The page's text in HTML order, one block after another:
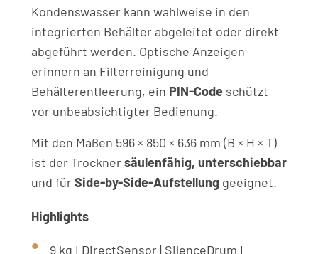
Kondenswasser kann wahlweise in den
integrierten Behälter abgeleitet oder direkt
abgeführt werden. Optische Anzeigen
erinnern an Filterreinigung und
Behälterentleerung, ein PIN-Code schützt
vor unbeabsichtigter Bedienung.
Mit den Maßen 596 × 850 × 636 mm (B × H × T)
ist der Trocknersäulenfähig, unterschiebbar
und fürSide-by-Side-Aufstellung geeignet.
Highlights
9 kg I DirectSensor | SilenceDrum I